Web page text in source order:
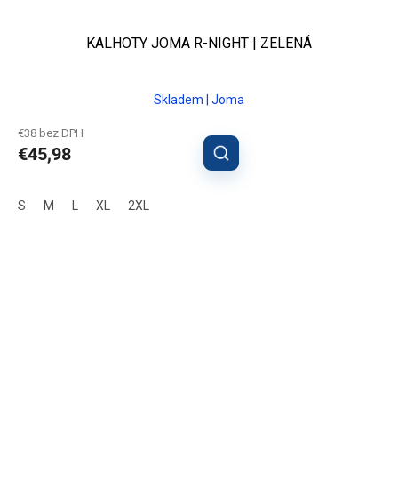
KALHOTY JOMA R-NIGHT | ZELENÁ
Skladem | Joma
€38 bez DPH
€45,98
S M XL 2XL